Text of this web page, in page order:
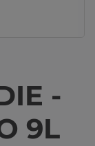
-
9L